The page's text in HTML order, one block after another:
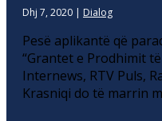
Dhj 7, 2020 | Dialog
Pesë aplikantë që
“Grantet e Prodhimit
Internews, RTV Puls,
Krasniqi do të marrin